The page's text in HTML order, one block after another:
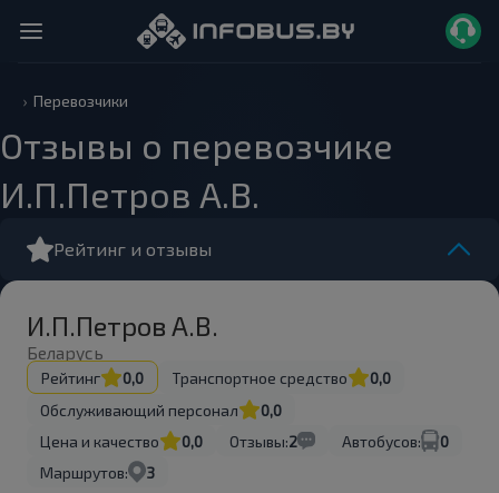
Перевозчики
Отзывы о перевозчике
И.П.Петров А.В.
Рейтинг и отзывы
И.П.Петров А.В.
Беларусь
Рейтинг 0,0 Транспортное средство
0,0
Обслуживающий персонал
0,0
Цена и качество
0,0 Отзывы:2 Автобусов:
0
Маршрутов:
3